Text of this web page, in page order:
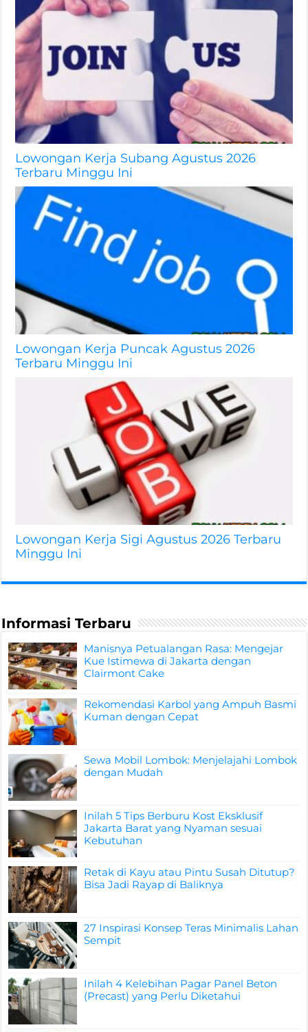
Lowongan Kerja Subang Agustus 2026
Terbaru Minggu Ini
Lowongan Kerja Puncak Agustus 2026
Terbaru Minggu Ini
Lowongan Kerja Sigi Agustus 2026 Terbaru
Minggu Ini
Informasi Terbaru
Manisnya Petualangan Rasa: Mengejar
Kue Istimewa di Jakarta dengan
Clairmont Cake
Rekomendasi Karbol yang Ampuh Basmi
Kuman dengan Cepat
Sewa Mobil Lombok: Menjelajahi Lombok
dengan Mudah
Inilah 5 Tips Berburu Kost Eksklusif
Jakarta Barat yang Nyaman sesuai
Kebutuhan
Retak di Kayu atau Pintu Susah Ditutup?
Bisa Jadi Rayap di Baliknya
27 Inspirasi Konsep Teras Minimalis Lahan
Sempit
Inilah 4 Kelebihan Pagar Panel Beton
(Precast) yang Perlu Diketahui